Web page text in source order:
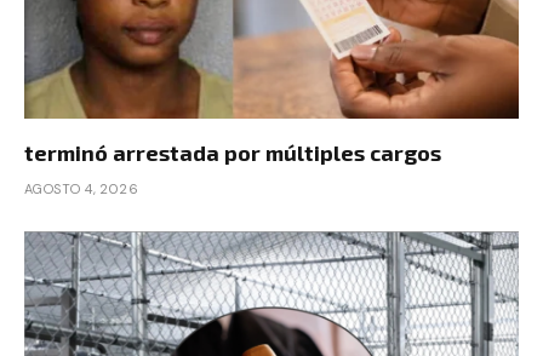
terminó arrestada por múltiples cargos
AGOSTO 4, 2026